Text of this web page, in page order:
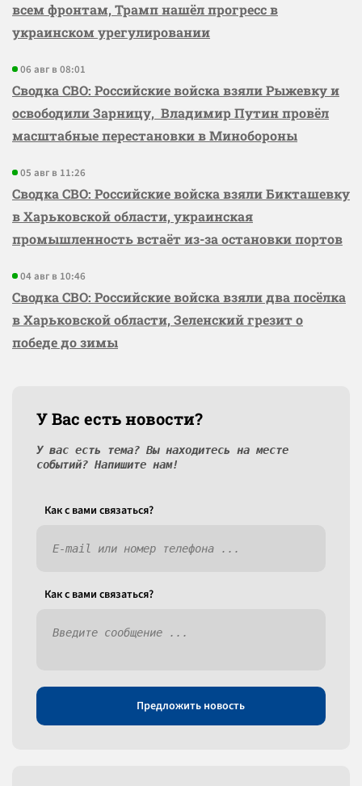
всем фронтам, Трамп нашёл прогресс в
украинском урегулировании
06 авг в 08:01
Сводка СВО: Российские войска взяли Рыжевку и
освободили Зарницу, Владимир Путин провёл
масштабные перестановки в Минобороны
05 авг в 11:26
Сводка СВО: Российские войска взяли Бикташевку
в Харьковской области, украинская
промышленность встаёт из-за остановки портов
04 авг в 10:46
Сводка СВО: Российские войска взяли два посёлка
в Харьковской области, Зеленский грезит о
победе до зимы
У Вас есть новости?
У вас есть тема? Вы находитесь на месте
событий? Напишите нам!
Как c вами связаться?
Как c вами связаться?
Предложить новость